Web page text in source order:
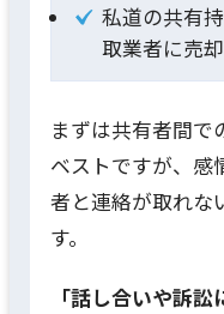
私道の共有
取業者に売
まずは共有者間で
ベストですが、感
者と連絡が取れな
す。
「話し合いや訴